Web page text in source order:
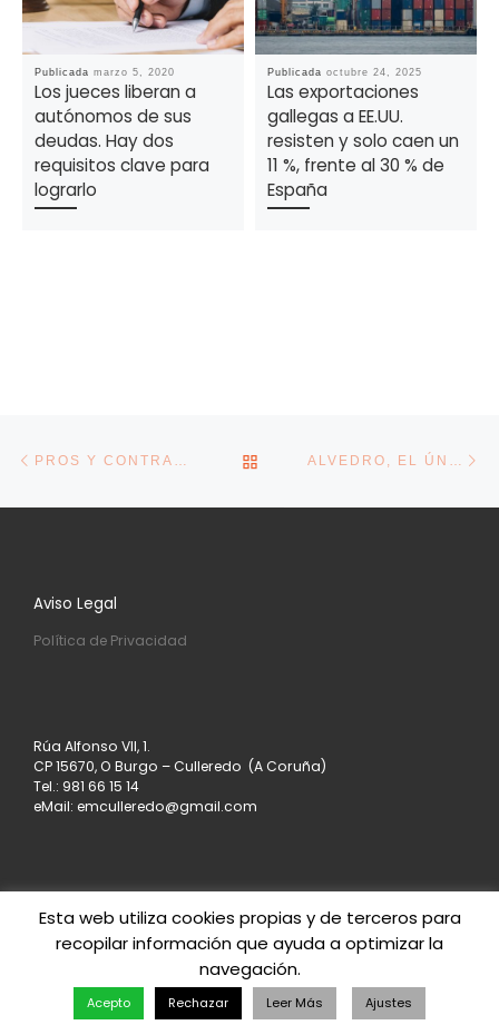
Publicada marzo 5, 2020
Los jueces liberan a
autónomos de sus
deudas. Hay dos
requisitos clave para
lograrlo
Publicada octubre 24, 2025
Las exportaciones
gallegas a EE.UU.
resisten y solo caen un
11 %, frente al 30 % de
España
VOLVER A LA LISTA DE
Aviso Legal
Política de Privacidad
Rúa Alfonso VII, 1.
CP 15670, O Burgo – Culleredo (A Coruña)
Tel.: 981 66 15 14
eMail: emculleredo@gmail.com
© 2026Asociación de Empresarios de Culleredo
Todos los derechos reservados
Creado con – Diseñado con el Tema Customizr
Esta web utiliza cookies propias y de terceros para
recopilar información que ayuda a optimizar la
navegación.
Acepto Rechazar Leer Más Ajustes